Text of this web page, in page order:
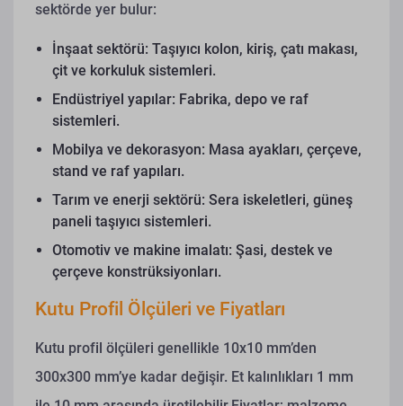
sektörde yer bulur:
İnşaat sektörü: Taşıyıcı kolon, kiriş, çatı makası,
çit ve korkuluk sistemleri.
Endüstriyel yapılar: Fabrika, depo ve raf
sistemleri.
Mobilya ve dekorasyon: Masa ayakları, çerçeve,
stand ve raf yapıları.
Tarım ve enerji sektörü: Sera iskeletleri, güneş
paneli taşıyıcı sistemleri.
Otomotiv ve makine imalatı: Şasi, destek ve
çerçeve konstrüksiyonları.
Kutu Profil Ölçüleri ve Fiyatları
Kutu profil ölçüleri genellikle 10x10 mm’den
300x300 mm’ye kadar değişir. Et kalınlıkları 1 mm